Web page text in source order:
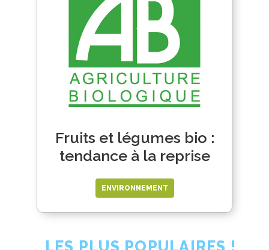
Fruits et légumes bio :
tendance à la reprise
ENVIRONNEMENT
LES PLUS POPULAIRES !